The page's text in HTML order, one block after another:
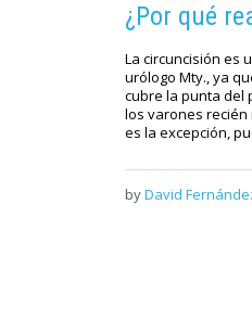
¿Por qué
La circuncisión es
urólogo Mty., ya
cubre la punta del
los varones recién
es la excepción,
byDavid